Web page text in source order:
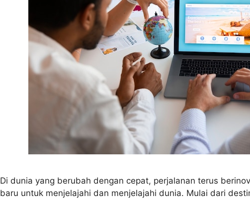
Di dunia yang berubah dengan cepat, perjalanan terus
baru untuk menjelajahi dan menjelajahi dunia. Mulai dari